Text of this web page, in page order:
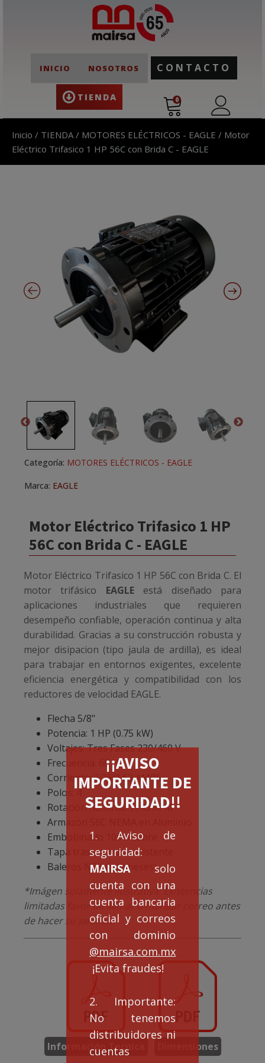
INICIO NOSOTROS
TIENDA
CONTACTO
0
¡¡AVISO
IMPORTANTE DE
SEGURIDAD!!
1. Aviso de
seguridad:
MAIRSA solo
cuenta con una
cuenta bancaria
oficial y correos
con dominio
@mairsa.com.mx
¡Evita fraudes!
2. Importante:
No tenemos
distribuidores ni
cuentas
Inicio / TIENDA / MOTORES ELÉCTRICOS - EAGLE / Motor
Eléctrico Trifasico 1 HP 56C con Brida C - EAGLE
Motor Eléctrico Trifasico 1 HP
56C con Brida C - EAGLE
Motor Eléctrico Trifasico 1 HP 56C con Brida C. El
motor trifásico EAGLEestá diseñado para
aplicaciones industriales que requieren
desempeño confiable, operación continua y alta
durabilidad. Gracias a su construcción robusta y
mejor disipacion (tipo jaula de ardilla), es ideal
para trabajar en entornos exigentes, excelente
eficiencia energética y compatibilidad con los
reductores de velocidad EAGLE.
Flecha 5/8"
Potencia: 1 HP (0.75 kW)
Voltajes: Tres Fases 230/460 V
Frecuencia: 60 Hz
Corriente: 3.26/1.63 AMPS
Polos: 4
Rotación nominal: 1745 RPM
Armazón 56C NEMA en Aluminio
Embobinado 100% cobre
Tapa trasera más resistente
Baleros NSK (japoneses)
*Imágen solamente ilustrativa. Existencias
limitadas favor de llamar o mandar correo antes
de hacer su pedido.
Información Tecnica Dimensiones
Categoría: MOTORES ELÉCTRICOS - EAGLE
Marca: EAGLE